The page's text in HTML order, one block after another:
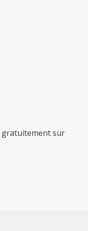
gratuitement sur